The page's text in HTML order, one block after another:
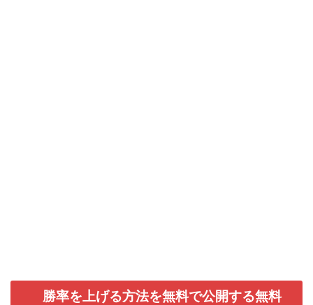
勝率を上げる方法を無料で公開する無料